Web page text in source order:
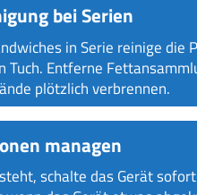
bei Serien
in Serie reinige
Tuch. Entferne
plötzlich verbrennen.
managen
schalte das Gerät